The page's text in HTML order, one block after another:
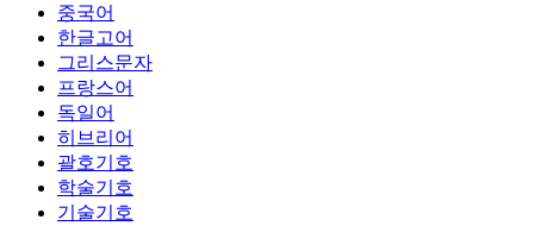
중국어
한글고어
그리스문자
프랑스어
독일어
히브리어
괄호기호
학술기호
기술기호